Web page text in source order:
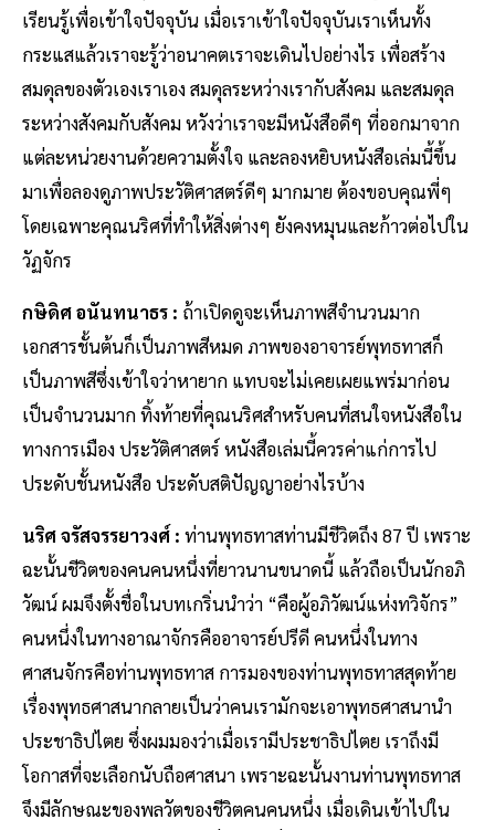
เรียนรู้เพื่อเข้าใจปัจจุบัน เมื่อเราเข้าใจปัจจุบันเราเห็นทั้ง
กระแสแล้วเราจะรู้ว่าอนาคตเราจะเดินไปอย่างไร เพื่อสร้าง
สมดุลของตัวเองเราเอง สมดุลระหว่างเรากับสังคม และสมดุล
ระหว่างสังคมกับสังคม หวังว่าเราจะมีหนังสือดีๆ ที่ออกมาจาก
แต่ละหน่วยงานด้วยความตั้งใจ และลองหยิบหนังสือเล่มนี้ขึ้น
มาเพื่อลองดูภาพประวัติศาสตร์ดีๆ มากมาย ต้องขอบคุณพี่ๆ
โดยเฉพาะคุณนริศที่ทำให้สิ่งต่างๆ ยังคงหมุนและก้าวต่อไปใน
วัฏจักร
กษิดิศ อนันทนาธร : ถ้าเปิดดูจะเห็นภาพสีจำนวนมาก
เอกสารชั้นต้นก็เป็นภาพสีหมด ภาพของอาจารย์พุทธทาสก็
เป็นภาพสีซึ่งเข้าใจว่าหายาก แทบจะไม่เคยเผยแพร่มาก่อน
เป็นจำนวนมาก ทิ้งท้ายที่คุณนริศสำหรับคนที่สนใจหนังสือใน
ทางการเมือง ประวัติศาสตร์ หนังสือเล่มนี้ควรค่าแก่การไป
ประดับชั้นหนังสือ ประดับสติปัญญาอย่างไรบ้าง
นริศ จรัสจรรยาวงศ์ : ท่านพุทธทาสท่านมีชีวิตถึง 87 ปี เพราะ
ฉะนั้นชีวิตของคนคนหนึ่งที่ยาวนานขนาดนี้ แล้วถือเป็นนักอภิ
วัฒน์ ผมจึงตั้งชื่อในบทเกริ่นนำว่า “คือผู้อภิวัฒน์แห่งทวิจักร”
คนหนึ่งในทางอาณาจักรคืออาจารย์ปรีดี คนหนึ่งในทาง
ศาสนจักรคือท่านพุทธทาส การมองของท่านพุทธทาสสุดท้าย
เรื่องพุทธศาสนากลายเป็นว่าคนเรามักจะเอาพุทธศาสนานำ
ประชาธิปไตย ซึ่งผมมองว่าเมื่อเรามีประชาธิปไตย เราถึงมี
โอกาสที่จะเลือกนับถือศาสนา เพราะฉะนั้นงานท่านพุทธทาส
จึงมีลักษณะของพลวัตของชีวิตคนคนหนึ่ง เมื่อเดินเข้าไปใน